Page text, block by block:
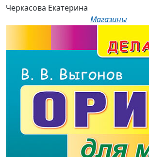
Черкасова Екатерина
Магазины